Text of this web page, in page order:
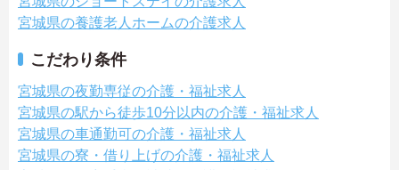
宮城県の養護老人ホームの介護求人
こだわり条件
宮城県の夜勤専従の介護・福祉求人
宮城県の駅から徒歩10分以内の介護・福祉求人
宮城県の車通勤可の介護・福祉求人
宮城県の寮・借り上げの介護・福祉求人